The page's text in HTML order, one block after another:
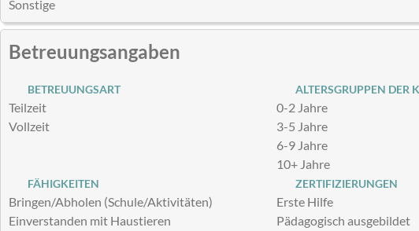
Sonstige
Betreuungsangaben
BETREUUNGSART
Teilzeit
Vollzeit
ALTERSGRUPPEN DER
0-2 Jahre
3-5 Jahre
6-9 Jahre
10+ Jahre
FÄHIGKEITEN
Bringen/Abholen (Schule/Aktivitäten)
Einverstanden mit Haustieren
ZERTIFIZIERUNGEN
Erste Hilfe
Pädagogisch ausgebildet